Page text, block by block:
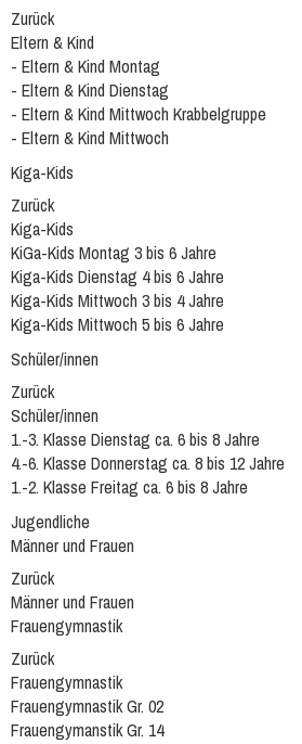
Zurück
Eltern & Kind
- Eltern & Kind Montag
- Eltern & Kind Dienstag
- Eltern & Kind Mittwoch Krabbelgruppe
- Eltern & Kind Mittwoch
Kiga-Kids
Zurück
Kiga-Kids
KiGa-Kids Montag 3 bis 6 Jahre
Kiga-Kids Dienstag 4 bis 6 Jahre
Kiga-Kids Mittwoch 3 bis 4 Jahre
Kiga-Kids Mittwoch 5 bis 6 Jahre
Schüler/innen
Zurück
Schüler/innen
1.-3. Klasse Dienstag ca. 6 bis 8 Jahre
4.-6. Klasse Donnerstag ca. 8 bis 12 Jahre
1.-2. Klasse Freitag ca. 6 bis 8 Jahre
Jugendliche
Männer und Frauen
Zurück
Männer und Frauen
Frauengymnastik
Zurück
Frauengymnastik
Frauengymnastik Gr. 02
Frauengymanstik Gr. 14